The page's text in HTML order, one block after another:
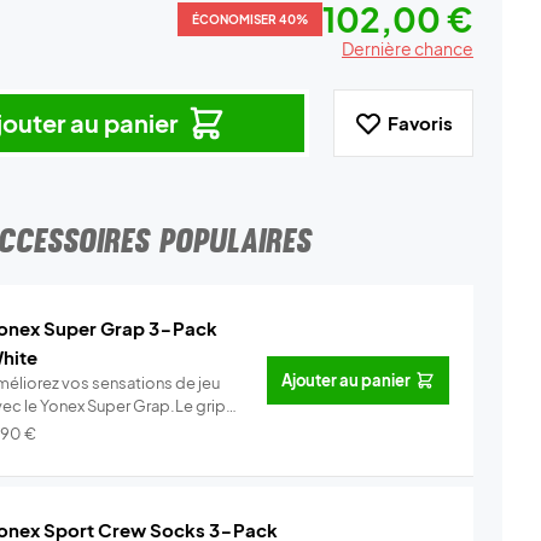
ÉCONOMISER 40% 102,00 €
Dernière chance
au panier Favoris
POPULAIRES
Super Grap 3-Pack
vos sensations de jeu
le Yonex Super Grap.Le grip
Info
€
Ajouter au panier
Sport Crew Socks 3-Pack